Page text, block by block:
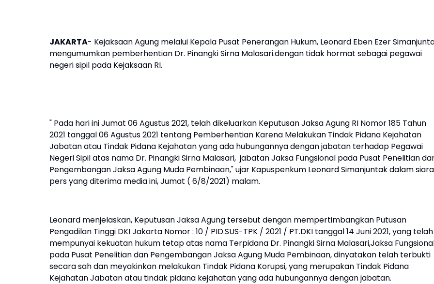
JAKARTA- Kejaksaan Agung melalui Kepala Pusat Penerangan Hukum, Leonard Eben Ezer
mengumumkan pemberhentian Dr. Pinangki Sirna Malasari.dengan tidak hormat sebagai pegawai
negeri sipil pada Kejaksaan RI.
" Pada hari ini Jumat 06 Agustus 2021, telah dikeluarkan Keputusan Jaksa Agung RI Nomor 185 Tahun
2021 tanggal 06 Agustus 2021 tentang Pemberhentian Karena Melakukan Tindak Pidana Kejahatan
Jabatan atau Tindak Pidana Kejahatan yang ada hubungannya dengan jabatan terhadap Pegawai
Negeri Sipil atas nama Dr. Pinangki Sirna Malasari, jabatan Jaksa Fungsional pada Pusat Penelitian
Pengembangan Jaksa Agung Muda Pembinaan," ujar Kapuspenkum Leonard Simanjuntak dalam
pers yang diterima media ini, Jumat ( 6/8/2021) malam.
Leonard menjelaskan, Keputusan Jaksa Agung tersebut dengan mempertimbangkan Putusan
Pengadilan Tinggi DKI Jakarta Nomor : 10 / PID.SUS-TPK / 2021 / PT.DKI tanggal 14 Juni 2021, yang telah
mempunyai kekuatan hukum tetap atas nama Terpidana Dr. Pinangki Sirna Malasari,Jaksa
pada Pusat Penelitian dan Pengembangan Jaksa Agung Muda Pembinaan, dinyatakan telah terbukti
secara sah dan meyakinkan melakukan Tindak Pidana Korupsi, yang merupakan Tindak Pidana
Kejahatan Jabatan atau tindak pidana kejahatan yang ada hubungannya dengan jabatan.